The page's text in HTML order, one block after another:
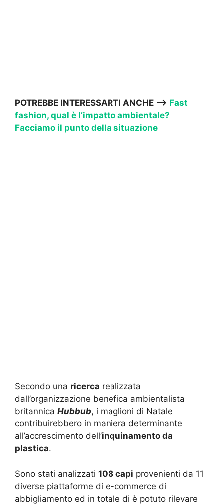
POTREBBE INTERESSARTI ANCHE —-> Fast
fashion, qual è l’impatto ambientale?
Facciamo il punto della situazione
Secondo una ricerca realizzata
dall’organizzazione benefica ambientalista
britannica Hubbub, i maglioni di Natale
contribuirebbero in maniera determinante
all’accrescimento dell’inquinamento da
plastica.
Sono stati analizzati 108 capi provenienti da 11
diverse piattaforme di e-commerce di
abbigliamento ed in totale di è potuto rilevare